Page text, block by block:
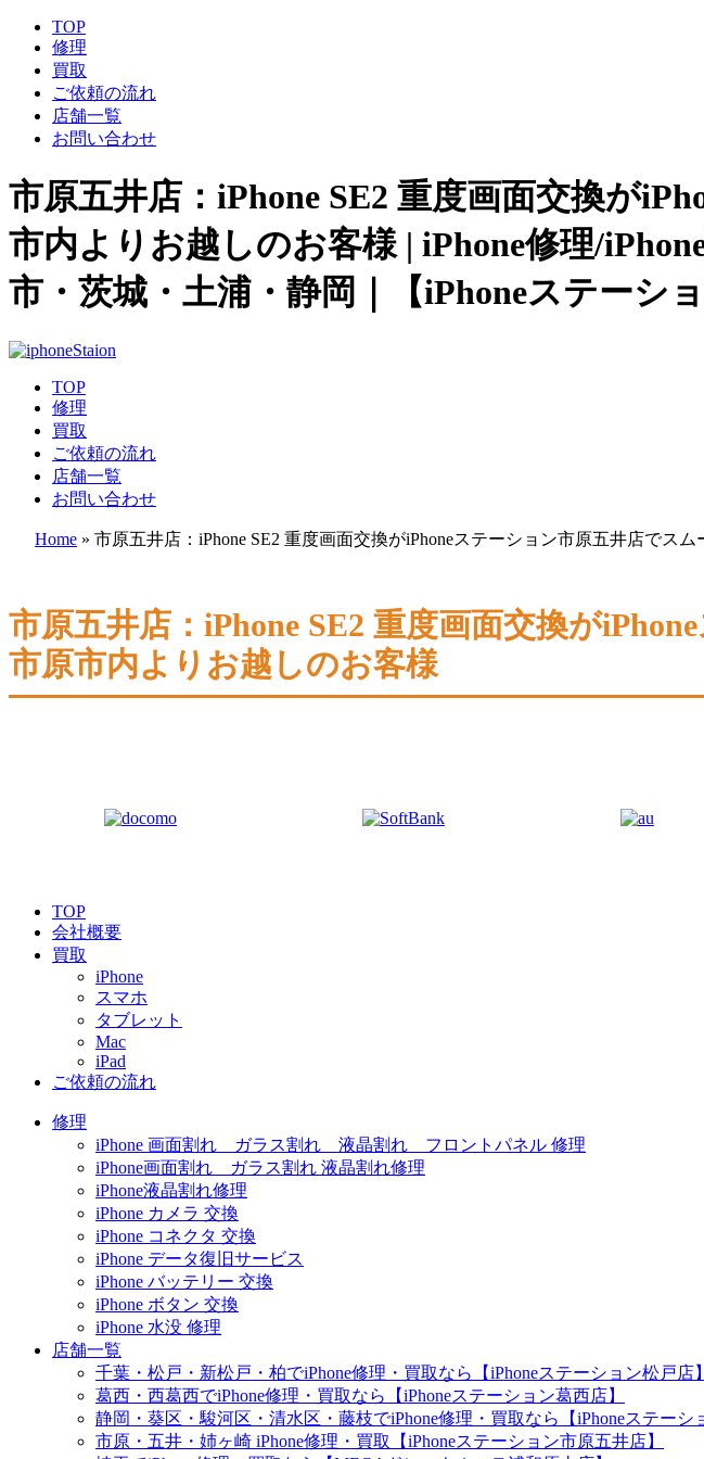
TOP
修理
買取
ご依頼の流れ
店舗一覧
お問い合わせ
市原五井店：iPhone SE2 重度画面交換が
市内よりお越しのお客様 | iPhone修理/
市・茨城・土浦・静岡｜【iPhoneステーシ
TOP
修理
買取
ご依頼の流れ
店舗一覧
お問い合わせ
Home » 市原五井店：iPhone SE2 重度画面交換がiPhoneステーション市原五井店でス
市原五井店：iPhone SE2 重度画面交換が
市原市内よりお越しのお客様
TOP
会社概要
買取
iPhone
スマホ
タブレット
Mac
iPad
ご依頼の流れ
修理
iPhone 画面割れ ガラス割れ 液晶割れ フロントパネル 修理
iPhone画面割れ ガラス割れ 液晶割れ修理
iPhone液晶割れ修理
iPhone カメラ 交換
iPhone コネクタ 交換
iPhone データ復旧サービス
iPhone バッテリー 交換
iPhone ボタン 交換
iPhone 水没 修理
店舗一覧
千葉・松戸・新松戸・柏でiPhone修理・買取なら【iPhoneステーション松戸店】
葛西・西葛西でiPhone修理・買取なら【iPhoneステーション葛西店】
静岡・葵区・駿河区・清水区・藤枝でiPhone修理・買取なら【iPhoneステーシ
市原・五井・姉ヶ崎 iPhone修理・買取【iPhoneステーション市原五井店】